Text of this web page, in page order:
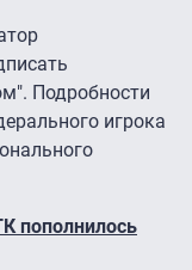
Подробности
игрока
пополнилось